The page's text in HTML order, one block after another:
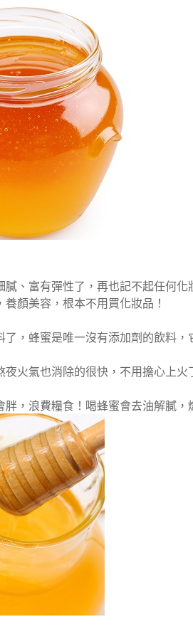
膩、富有彈性了，再也記不起任何
顏美容，根本不用買化妝品！
，蜂蜜是唯一沒有添加劑的飲料，
火氣也消除的很快，不用擔心上火
，浪費糧食！喝蜂蜜會去油解膩，